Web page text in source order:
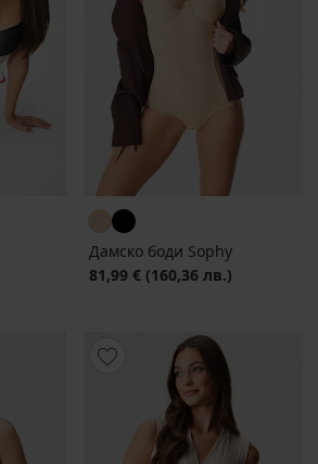
Дамско боди Sophy
81,99 € (160,36 лв.)